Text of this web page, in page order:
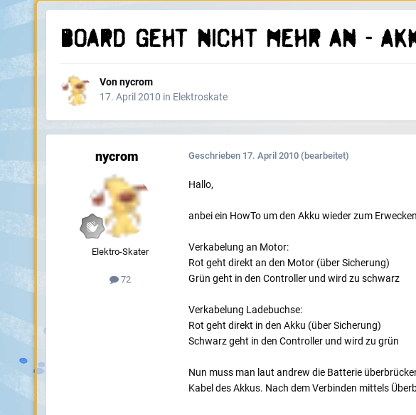
Board geht nicht mehr an -
Vonnycrom
17. April 2010 in Elektroskate
nycrom
Elektro-Skater
72
Geschrieben 17. April 2010 (bearbeitet)
Hallo,
anbei ein HowTo um den Akku wieder zum
Verkabelung an Motor:
Rot geht direkt an den Motor (über Sicherung)
Grün geht in den Controller und wird zu schwarz
Verkabelung Ladebuchse:
Rot geht direkt in den Akku (über Sicherung)
Schwarz geht in den Controller und wird zu grün
Nun muss man laut andrew die Batterie
Kabel des Akkus. Nach dem Verbinden mittels